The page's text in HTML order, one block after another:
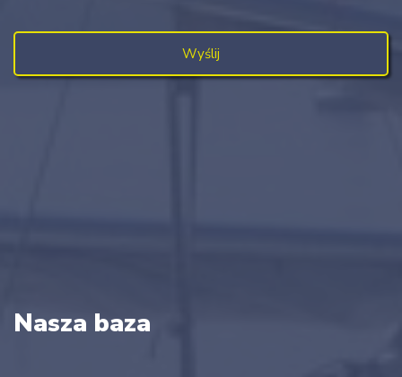
Nasza baza